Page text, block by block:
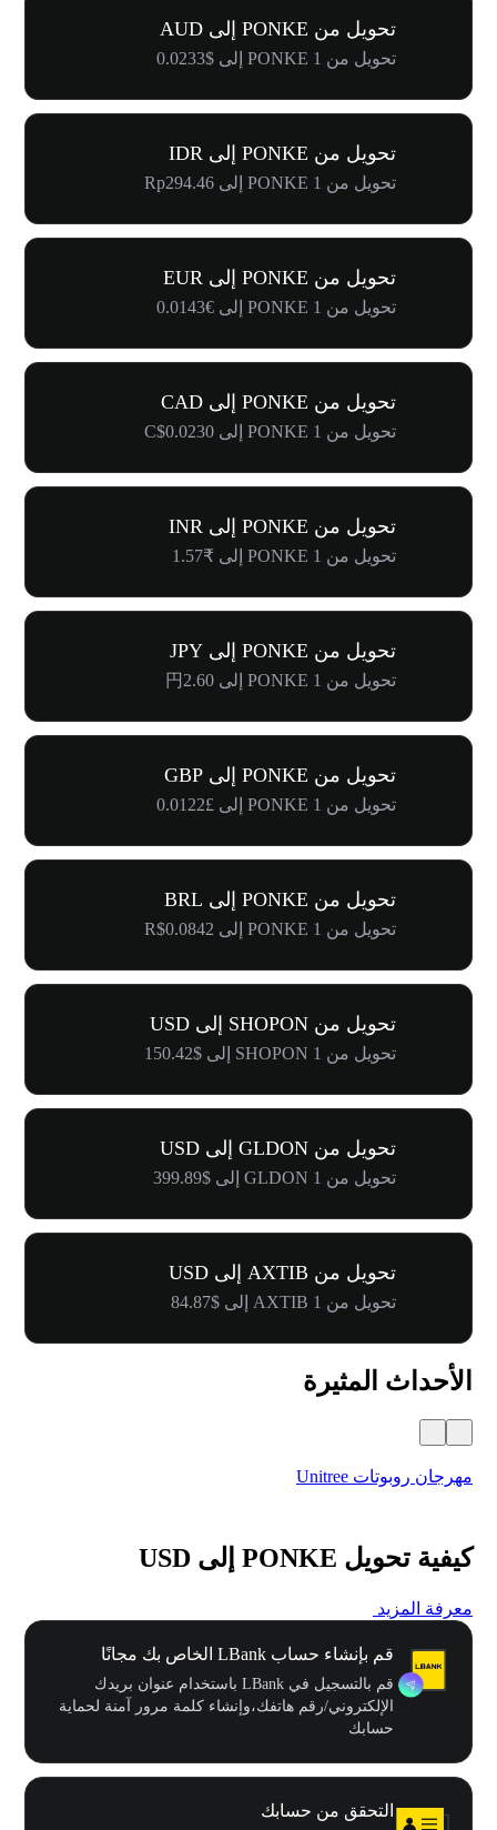
تحويل من PONKE إلى AUD
تحويل من 1 PONKE إلى $0.0233
تحويل من PONKE إلى IDR
تحويل من 1 PONKE إلى Rp294.46
تحويل من PONKE إلى EUR
تحويل من 1 PONKE إلى €0.0143
تحويل من PONKE إلى CAD
تحويل من 1 PONKE إلى C$0.0230
تحويل من PONKE إلى INR
تحويل من 1 PONKE إلى ₹1.57
تحويل من PONKE إلى JPY
تحويل من 1 PONKE إلى 円2.60
تحويل من PONKE إلى GBP
تحويل من 1 PONKE إلى £0.0122
تحويل من PONKE إلى BRL
تحويل من 1 PONKE إلى R$0.0842
تحويل من SHOPON إلى USD
تحويل من 1 SHOPON إلى $150.42
تحويل من GLDON إلى USD
تحويل من 1 GLDON إلى $399.89
تحويل من AXTIB إلى USD
تحويل من 1 AXTIB إلى $84.87
الأحداث المثيرة
مهرجان روبوتات Unitree
كيفية تحويل PONKE إلى USD
معرفة المزيد
قم بإنشاء حساب LBank الخاص بك مجانًا
قم بالتسجيل في LBank باستخدام عنوان بريدك
الإلكتروني/رقم هاتفك،وإنشاء كلمة مرور آمنة لحماية
حسابك
التحقق من حسابك